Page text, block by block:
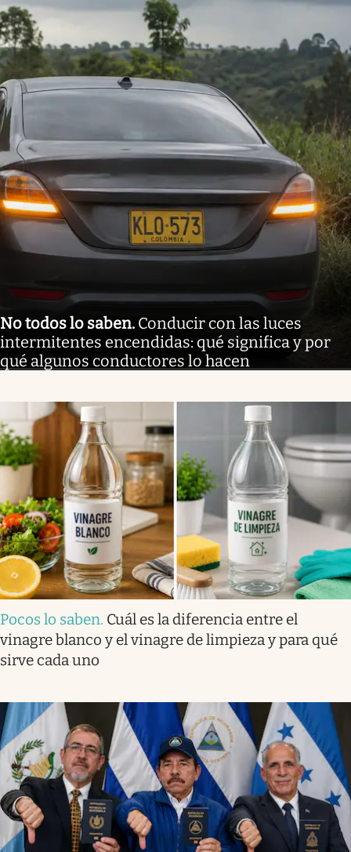
No todos lo saben. Conducir con las luces
intermitentes encendidas: qué significa y por
qué algunos conductores lo hacen
Pocos lo saben. Cuál es la diferencia entre el
vinagre blanco y el vinagre de limpieza y para qué
sirve cada uno